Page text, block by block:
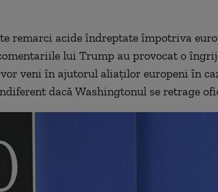
remarci acide îndreptate împotriva
lui Trump au provocat o
vor veni în ajutorul aliaţilor europeni în
dacă Washingtonul se retrage